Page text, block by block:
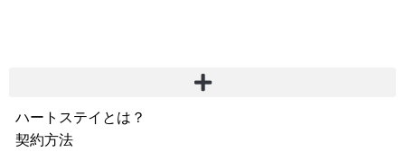
ハートステイとは？
契約方法